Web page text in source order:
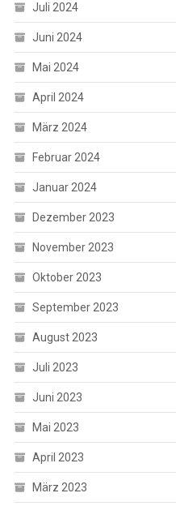
Juli 2024
Juni 2024
Mai 2024
April 2024
März 2024
Februar 2024
Januar 2024
Dezember 2023
November 2023
Oktober 2023
September 2023
August 2023
Juli 2023
Juni 2023
Mai 2023
April 2023
März 2023